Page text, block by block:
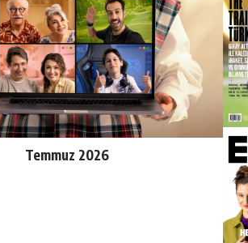
Temmuz 2026